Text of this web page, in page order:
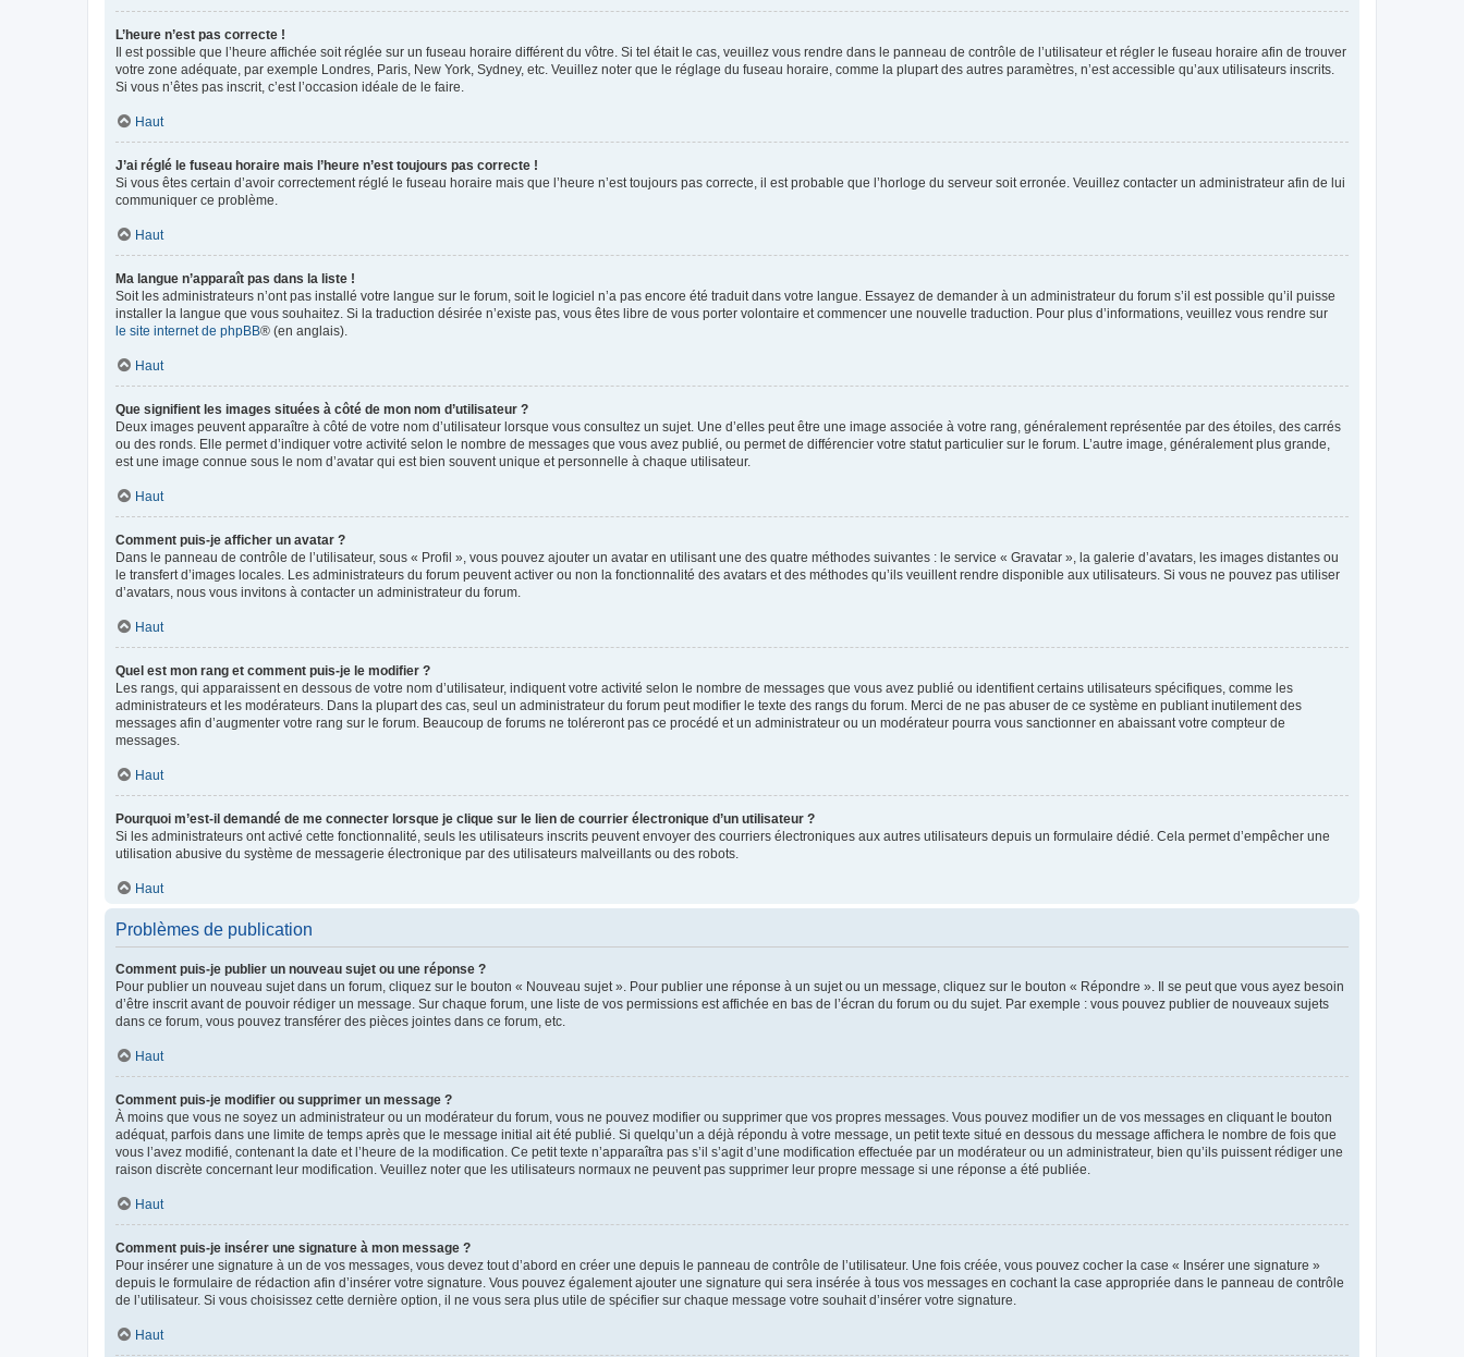
L’heure n’est pas correcte !
Il est possible que l’heure affichée soit réglée sur un fuseau horaire différent du vôtre. Si tel était le cas, veuillez vous rendre dans le panneau de contrôle de l’utilisateur et régler le fuseau horaire afin de trouver
votre zone adéquate, par exemple Londres, Paris, New York, Sydney, etc. Veuillez noter que le réglage du fuseau horaire, comme la plupart des autres paramètres, n’est accessible qu’aux utilisateurs inscrits.
Si vous n’êtes pas inscrit, c’est l’occasion idéale de le faire.
Haut
J’ai réglé le fuseau horaire mais l’heure n’est toujours pas correcte !
Si vous êtes certain d’avoir correctement réglé le fuseau horaire mais que l’heure n’est toujours pas correcte, il est probable que l’horloge du serveur soit erronée. Veuillez contacter un administrateur afin de lui
communiquer ce problème.
Haut
Ma langue n’apparaît pas dans la liste !
Soit les administrateurs n’ont pas installé votre langue sur le forum, soit le logiciel n’a pas encore été traduit dans votre langue. Essayez de demander à un administrateur du forum s’il est possible qu’il puisse
installer la langue que vous souhaitez. Si la traduction désirée n’existe pas, vous êtes libre de vous porter volontaire et commencer une nouvelle traduction. Pour plus d’informations, veuillez vous rendre sur
le site internet de phpBB® (en anglais).
Haut
Que signifient les images situées à côté de mon nom d’utilisateur ?
Deux images peuvent apparaître à côté de votre nom d’utilisateur lorsque vous consultez un sujet. Une d’elles peut être une image associée à votre rang, généralement représentée par des étoiles, des carrés
ou des ronds. Elle permet d’indiquer votre activité selon le nombre de messages que vous avez publié, ou permet de différencier votre statut particulier sur le forum. L’autre image, généralement plus grande,
est une image connue sous le nom d’avatar qui est bien souvent unique et personnelle à chaque utilisateur.
Haut
Comment puis-je afficher un avatar ?
Dans le panneau de contrôle de l’utilisateur, sous « Profil », vous pouvez ajouter un avatar en utilisant une des quatre méthodes suivantes : le service « Gravatar », la galerie d’avatars, les images distantes ou
le transfert d’images locales. Les administrateurs du forum peuvent activer ou non la fonctionnalité des avatars et des méthodes qu’ils veuillent rendre disponible aux utilisateurs. Si vous ne pouvez pas utiliser
d’avatars, nous vous invitons à contacter un administrateur du forum.
Haut
Quel est mon rang et comment puis-je le modifier ?
Les rangs, qui apparaissent en dessous de votre nom d’utilisateur, indiquent votre activité selon le nombre de messages que vous avez publié ou identifient certains utilisateurs spécifiques, comme les
administrateurs et les modérateurs. Dans la plupart des cas, seul un administrateur du forum peut modifier le texte des rangs du forum. Merci de ne pas abuser de ce système en publiant inutilement des
messages afin d’augmenter votre rang sur le forum. Beaucoup de forums ne toléreront pas ce procédé et un administrateur ou un modérateur pourra vous sanctionner en abaissant votre compteur de
messages.
Haut
Pourquoi m’est-il demandé de me connecter lorsque je clique sur le lien de courrier électronique d’un utilisateur ?
Si les administrateurs ont activé cette fonctionnalité, seuls les utilisateurs inscrits peuvent envoyer des courriers électroniques aux autres utilisateurs depuis un formulaire dédié. Cela permet d’empêcher une
utilisation abusive du système de messagerie électronique par des utilisateurs malveillants ou des robots.
Haut
Problèmes de publication
Comment puis-je publier un nouveau sujet ou une réponse ?
Pour publier un nouveau sujet dans un forum, cliquez sur le bouton « Nouveau sujet ». Pour publier une réponse à un sujet ou un message, cliquez sur le bouton « Répondre ». Il se peut que vous ayez besoin
d’être inscrit avant de pouvoir rédiger un message. Sur chaque forum, une liste de vos permissions est affichée en bas de l’écran du forum ou du sujet. Par exemple : vous pouvez publier de nouveaux sujets
dans ce forum, vous pouvez transférer des pièces jointes dans ce forum, etc.
Haut
Comment puis-je modifier ou supprimer un message ?
À moins que vous ne soyez un administrateur ou un modérateur du forum, vous ne pouvez modifier ou supprimer que vos propres messages. Vous pouvez modifier un de vos messages en cliquant le bouton
adéquat, parfois dans une limite de temps après que le message initial ait été publié. Si quelqu’un a déjà répondu à votre message, un petit texte situé en dessous du message affichera le nombre de fois que
vous l’avez modifié, contenant la date et l’heure de la modification. Ce petit texte n’apparaîtra pas s’il s’agit d’une modification effectuée par un modérateur ou un administrateur, bien qu’ils puissent rédiger une
raison discrète concernant leur modification. Veuillez noter que les utilisateurs normaux ne peuvent pas supprimer leur propre message si une réponse a été publiée.
Haut
Comment puis-je insérer une signature à mon message ?
Pour insérer une signature à un de vos messages, vous devez tout d’abord en créer une depuis le panneau de contrôle de l’utilisateur. Une fois créée, vous pouvez cocher la case « Insérer une signature »
depuis le formulaire de rédaction afin d’insérer votre signature. Vous pouvez également ajouter une signature qui sera insérée à tous vos messages en cochant la case appropriée dans le panneau de contrôle
de l’utilisateur. Si vous choisissez cette dernière option, il ne vous sera plus utile de spécifier sur chaque message votre souhait d’insérer votre signature.
Haut